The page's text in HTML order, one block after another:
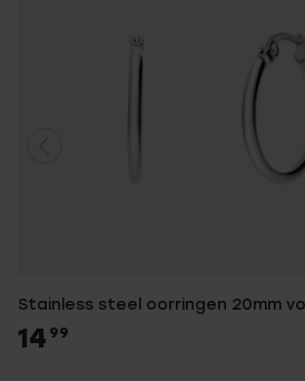
Stainless steel oorringen 20mm
14 99